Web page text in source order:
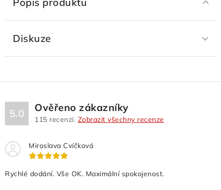
Diskuze
5.0 Ověřeno zákazníky
115 recenzí. Zobrazit všechny recenze
Miroslava Cvíčková
Rychlé dodání. Vše OK. Maximální spokojenost.